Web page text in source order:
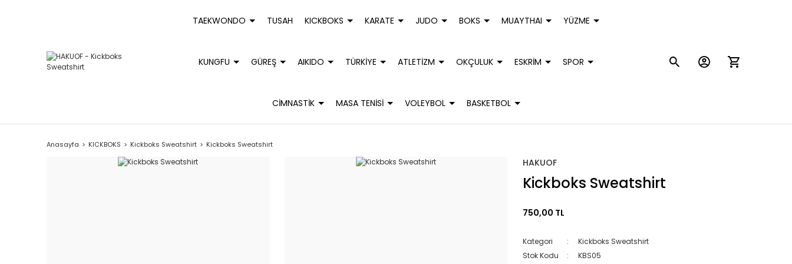
TAEKWONDO TUSAH KICKBOKS KARATE JUDO BOKS MUAYTHAI YÜZME
KUNGFU GÜREŞ AIKIDO TÜRKİYE ATLETİZM OKÇULUK ESKRİM SPOR
CİMNASTİK MASA TENİSİ VOLEYBOL BASKETBOL
Anasayfa KICKBOKS Kickboks Sweatshirt Kickboks Sweatshirt
HAKUOF
Kickboks Sweatshirt
750,00 TL
Kategori
Kickboks Sweatshirt
Stok Kodu
KBS05